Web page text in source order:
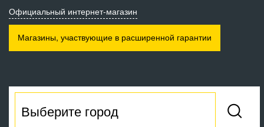
Официальный интернет-магазин
Магазины, участвующие в расширенной гарантии